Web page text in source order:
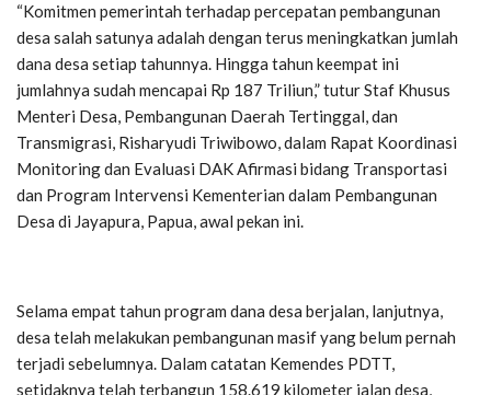
“Komitmen pemerintah terhadap percepatan pembangunan
desa salah satunya adalah dengan terus meningkatkan jumlah
dana desa setiap tahunnya. Hingga tahun keempat ini
jumlahnya sudah mencapai Rp 187 Triliun,” tutur Staf Khusus
Menteri Desa, Pembangunan Daerah Tertinggal, dan
Transmigrasi, Risharyudi Triwibowo, dalam Rapat Koordinasi
Monitoring dan Evaluasi DAK Afirmasi bidang Transportasi
dan Program Intervensi Kementerian dalam Pembangunan
Desa di Jayapura, Papua, awal pekan ini.
Selama empat tahun program dana desa berjalan, lanjutnya,
desa telah melakukan pembangunan masif yang belum pernah
terjadi sebelumnya. Dalam catatan Kemendes PDTT,
setidaknya telah terbangun 158.619 kilometer jalan desa,